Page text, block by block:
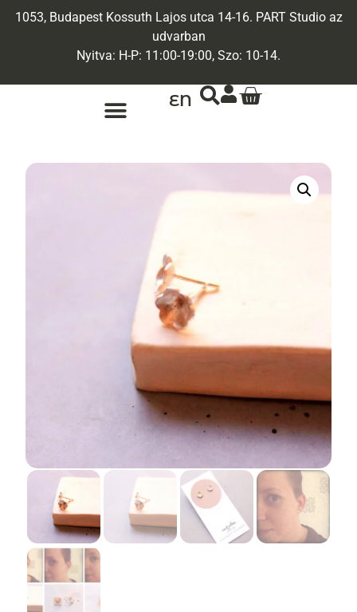
1053, Budapest Kossuth Lajos utca 14-16. PART Studio az
udvarban
Nyitva: H-P: 11:00-19:00, Szo: 10-14.
EN